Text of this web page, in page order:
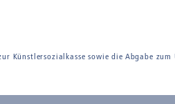
Künstlersozialkasse sowie die Abgabe